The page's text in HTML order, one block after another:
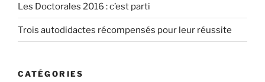
Les Doctorales 2016 : c’est parti
Trois autodidactes récompensés pour leur réussite
CATÉGORIES